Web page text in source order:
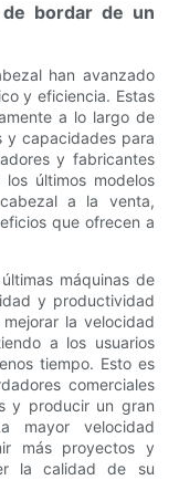
bordar de un
han avanzado
y eficiencia. Estas
a lo largo de
y capacidades para
y fabricantes
últimos modelos
a la venta,
que ofrecen a
máquinas de
y productividad
la velocidad
a los usuarios
tiempo. Esto es
comerciales
y producir un gran
mayor velocidad
más proyectos y
la calidad de su